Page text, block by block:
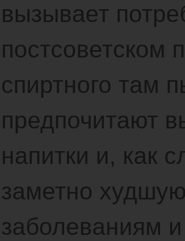
вызывает
постсоветском
спиртного там
предпочитают
напитки и, как
заметно
заболеваниям